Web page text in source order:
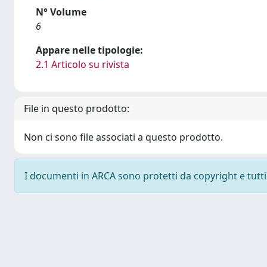
N° Volume
6
Appare nelle tipologie:
2.1 Articolo su rivista
File in questo prodotto:
Non ci sono file associati a questo prodotto.
I documenti in ARCA sono protetti da copyright e